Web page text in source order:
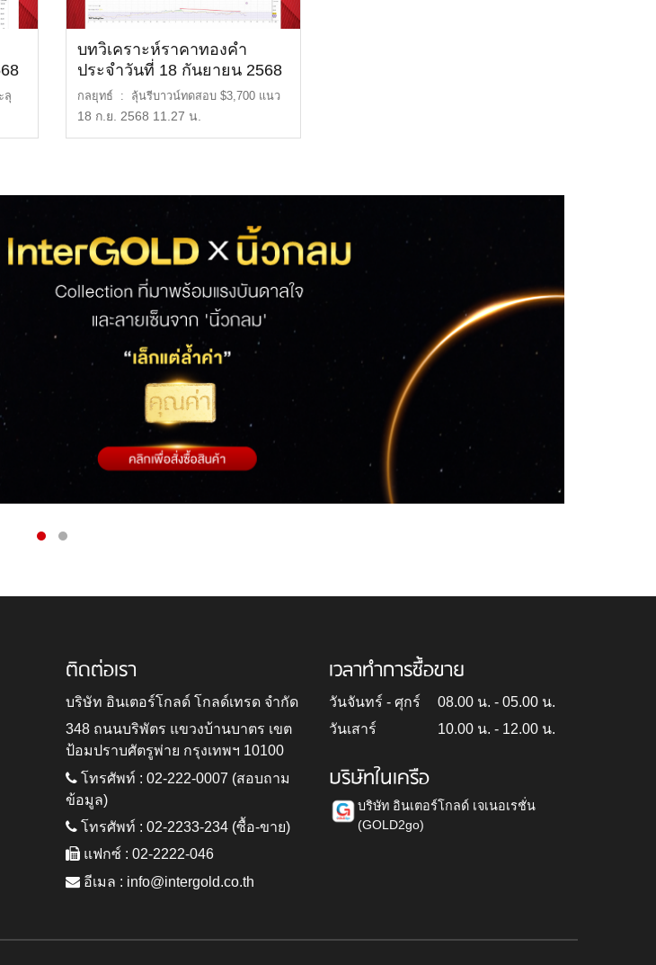
ลุ
บทวิเคราะห์ราคาทองคำ
ประจำวันที่ 18 กันยายน 2568
กลยุทธ์ : ลุ้นรีบาวน์ทดสอบ $3,700 แนว
รับ : $3,660 […]
18 ก.ย. 2568 11.27 น.
ติดต่อเรา
บริษัท อินเตอร์โกลด์ โกลด์เทรด จำกัด
348 ถนนบริพัตร แขวงบ้านบาตร เขต
ป้อมปราบศัตรูพ่าย กรุงเทพฯ 10100
โทรศัพท์ : 02-222-0007 (สอบถาม
ข้อมูล)
โทรศัพท์ : 02-2233-234 (ซื้อ-ขาย)
แฟกซ์ : 02-2222-046
อีเมล : info@intergold.co.th
เวลาทำการซื้อขาย
วันจันทร์ - ศุกร์
08.00 น. - 05.00 น.
วันเสาร์
10.00 น. - 12.00 น.
บริษัทในเครือ
บริษัท อินเตอร์โกลด์ เจเนอเรชั่น
(GOLD2go)